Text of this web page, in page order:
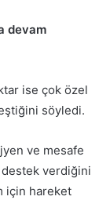
devam
ise çok özel
söyledi.
ve mesafe
destek verdiğini
için hareket